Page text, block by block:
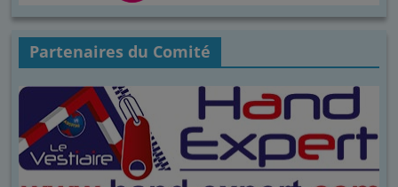
Partenaires du Comité